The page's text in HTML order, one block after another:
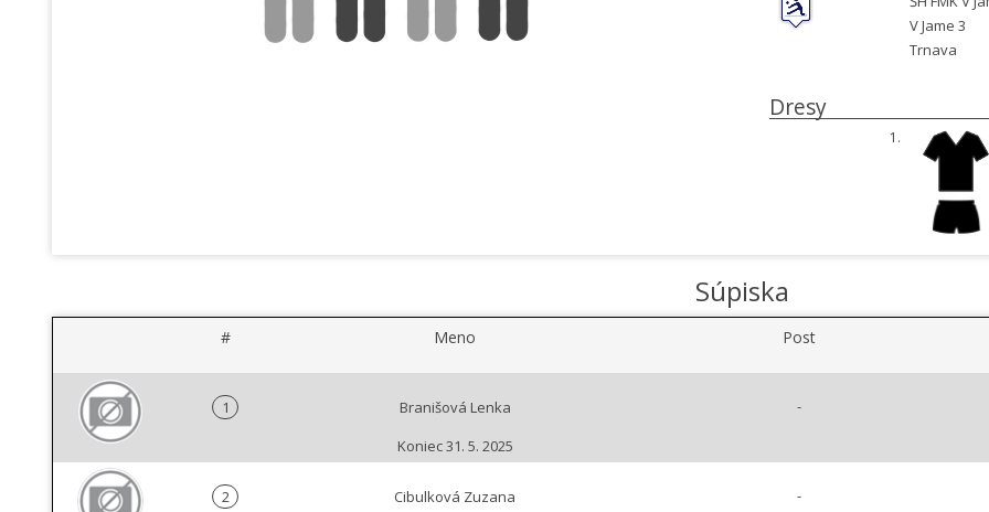
V Jame 3
Trnava
Dresy
1.
Súpiska
# Meno Post
1
Branišová Lenka
Koniec 31. 5. 2025
-
2
Cibulková Zuzana
-